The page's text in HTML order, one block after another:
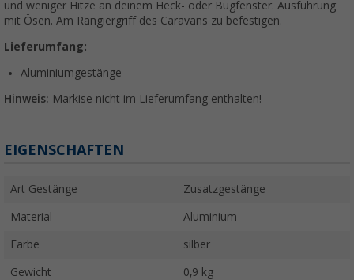
und weniger Hitze an deinem Heck- oder Bugfenster. Ausführung
mit Ösen. Am Rangiergriff des Caravans zu befestigen.
Lieferumfang:
Aluminiumgestänge
Hinweis: Markise nicht im Lieferumfang enthalten!
EIGENSCHAFTEN
Art Gestänge Zusatzgestänge
Material Aluminium
Farbe silber
Gewicht 0,9 kg